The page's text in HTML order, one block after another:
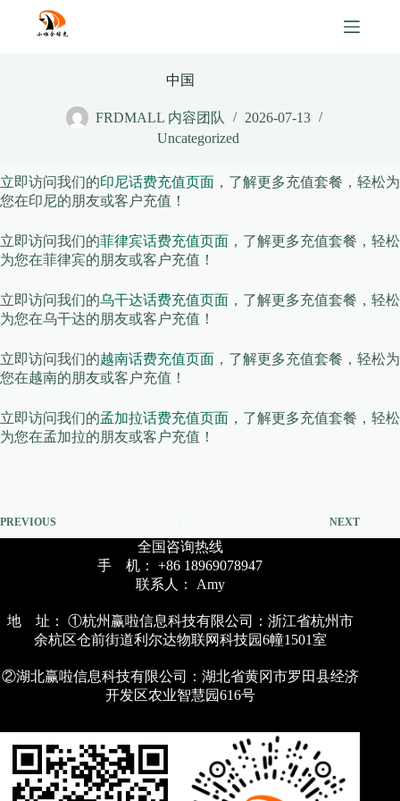
content
中国
FRDMALL 内容团队
2026-07-13
Uncategorized
立即访问我们的印尼话费充值页面 ，了解更多充值套餐，轻松为
您在印尼的朋友或客户充值！
立即访问我们的菲律宾话费充值页面 ，了解更多充值套餐，轻松
为您在菲律宾的朋友或客户充值！
立即访问我们的乌干达话费充值页面 ，了解更多充值套餐，轻松
为您在乌干达的朋友或客户充值！
立即访问我们的越南话费充值页面 ，了解更多充值套餐，轻松为
您在越南的朋友或客户充值！
立即访问我们的孟加拉话费充值页面 ，了解更多充值套餐，轻松
为您在孟加拉的朋友或客户充值！
PREVIOUS NEXT
全国咨询热线
手 机： +86 18969078947
联系人： Amy
地 址： ①杭州赢啦信息科技有限公司：浙江省杭州市
余杭区仓前街道利尔达物联网科技园6幢1501室
②湖北赢啦信息科技有限公司：湖北省黄冈市罗田县经济
开发区农业智慧园616号